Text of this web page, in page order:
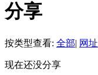
分享
按类型查看: 全部| 网址
现在还没分享